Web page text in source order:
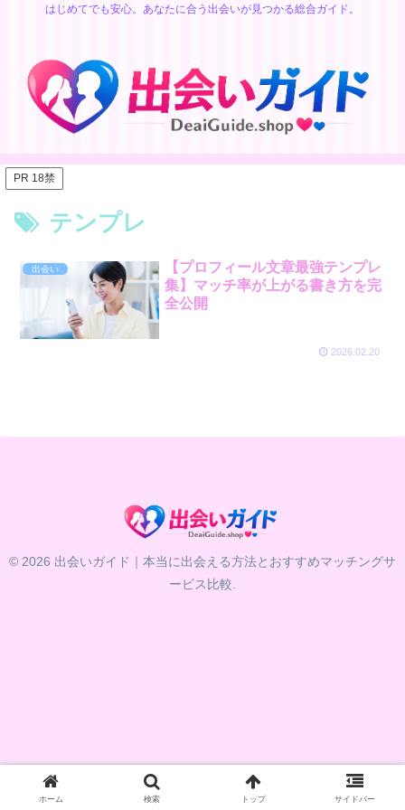
はじめてでも安心。あなたに合う出会いが見つかる総合ガイド。
PR 18禁
テンプレ
出会い
【プロフィール文章最強テンプレ
集】マッチ率が上がる書き方を完
全公開
2026.02.20
© 2026 出会いガイド｜本当に出会える方法とおすすめマッチングサ
ービス比較.
ホーム 検索 トップ サイドバー